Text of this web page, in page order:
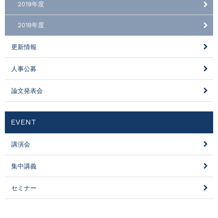
2019年度
2018年度
更新情報
人事公募
論文発表会
EVENT
講演会
集中講義
セミナー